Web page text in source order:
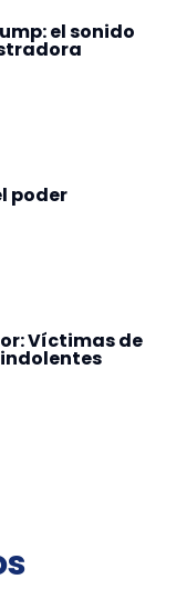
el sonido
poder
Víctimas de